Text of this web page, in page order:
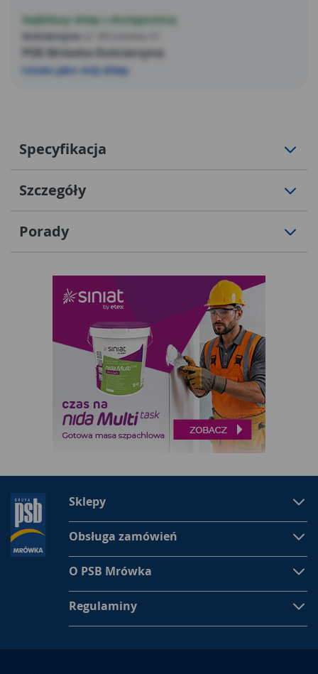
Najbliższy sklep z dostępnością
Kościerzyna
PSB Mrówka Kościerzyna
Ustaw jako mój sklep
Specyfikacja
Szczegóły
Porady
Sklepy
Obsługa zamówień
O PSB Mrówka
Regulaminy